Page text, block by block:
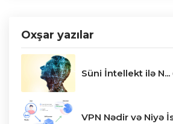
Oxşar yazılar
Süni İntellekt ilə N...
VPN Nədir və Niyə